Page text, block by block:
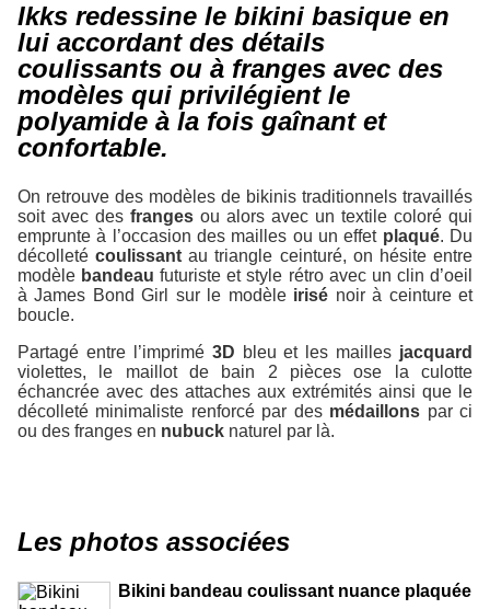
Ikks redessine le bikini basique en
lui accordant des détails
coulissants ou à franges avec des
modèles qui privilégient le
polyamide à la fois gaînant et
confortable.
On retrouve des modèles de bikinis traditionnels travaillés
soit avec des franges ou alors avec un textile coloré qui
emprunte à l’occasion des mailles ou un effet plaqué. Du
décolletécoulissant au triangle ceinturé, on hésite entre
modèle bandeau futuriste et style rétro avec un clin d’oeil
à James Bond Girl sur le modèle irisé noir à ceinture et
boucle.
Partagé entre l’imprimé 3D bleu et les mailles jacquard
violettes, le maillot de bain 2 pièces ose la culotte
échancrée avec des attaches aux extrémités ainsi que le
décolleté minimaliste renforcé par des médaillons par ci
ou des franges en nubuck naturel par là.
Les photos associées
Bikini bandeau coulissant nuance plaquée